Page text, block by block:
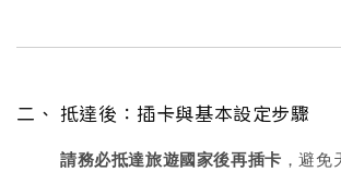
二、 抵達後：插卡與基本設定步驟
請務必抵達旅遊國家後再插卡 ，避